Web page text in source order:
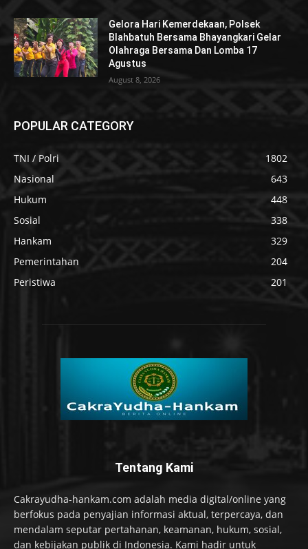
Gelora Hari Kemerdekaan, Polsek
Blahbatuh Bersama Bhayangkari Gelar
Olahraga Bersama Dan Lomba 17
Agustus
August 8, 2026
POPULAR CATEGORY
TNI / Polri
1802
Nasional
643
Hukum
448
Sosial
338
Hankam
329
Pemerintahan
204
Peristiwa
201
Tentang Kami
Cakrayudha-hankam.com adalah media digital/online yang
berfokus pada penyajian informasi aktual, terpercaya, dan
mendalam seputar pertahanan, keamanan, hukum, sosial,
dan kebijakan publik di Indonesia. Kami hadir untuk